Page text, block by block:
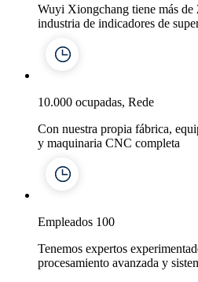
Wuyi Xiongchang tiene más de
industria de indicadores de
10.000 ocupadas, Rede
Con nuestra propia fábrica,
y maquinaria CNC completa
Empleados 100
Tenemos expertos
procesamiento avanzada y